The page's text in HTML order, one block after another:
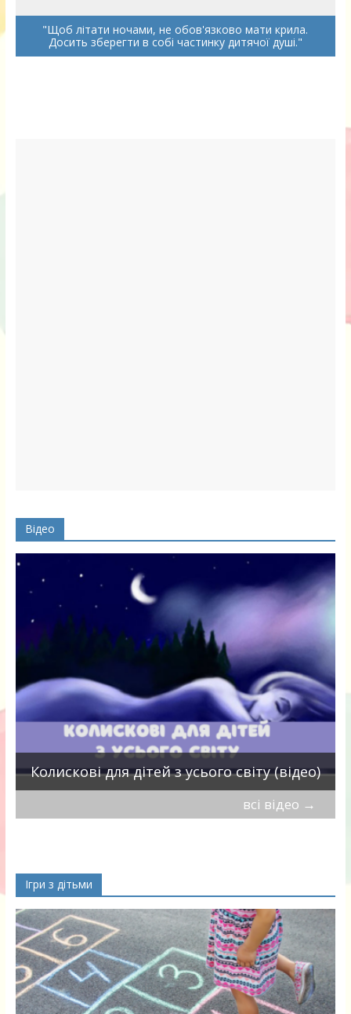
Щоб літати ночами, не обов'язково мати крила.
Досить зберегти в собі частинку дитячої душі.
Відео
Колискові для дітей з усього світу (відео)
всі відео →
Ігри з дітьми